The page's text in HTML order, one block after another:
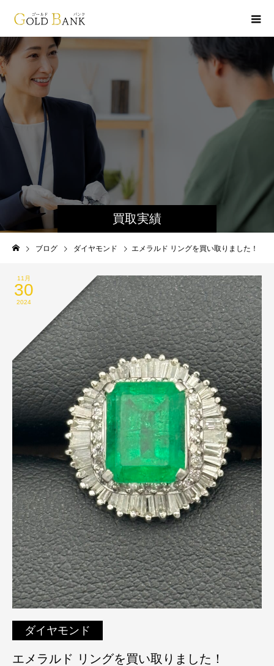
買取実績
ブログ ダイヤモンド エメラルド リングを買い取りました！
11月
30
2024
ダイヤモンド
エメラルド リングを買い取りました！